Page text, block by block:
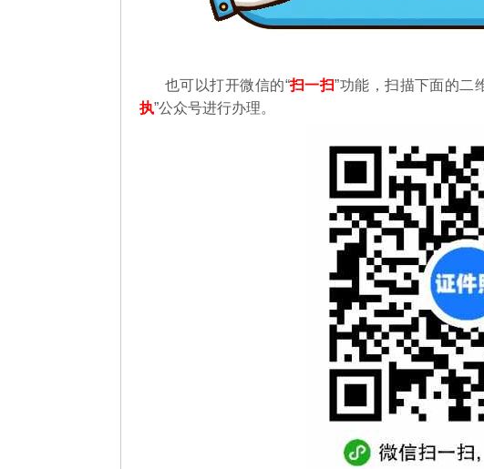
也可以打开微信的“扫一扫”功能，扫描下面的二
执”公众号进行办理。